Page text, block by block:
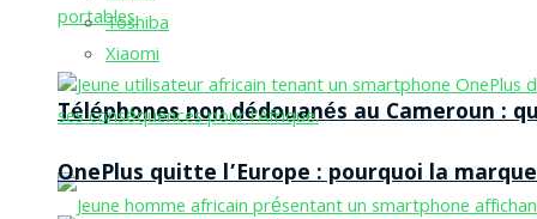
Téléphones non dédouanés au Cameroun :
Toshiba
Xiaomi
OnePlus quitte l’Europe : pourquoi la